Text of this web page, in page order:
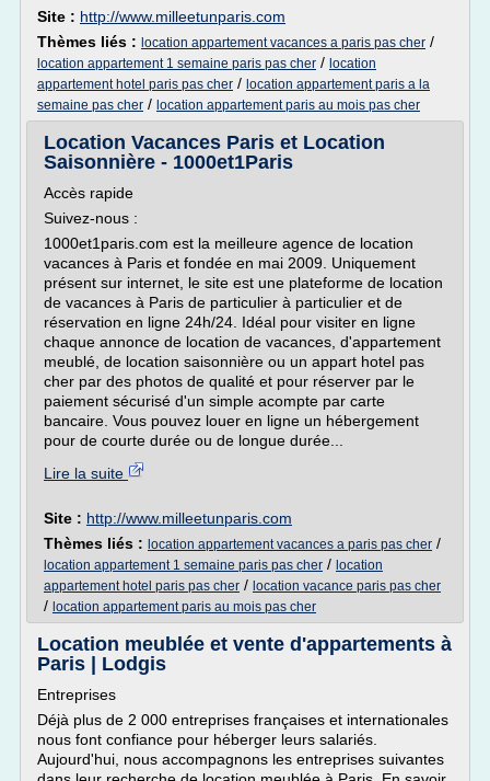
Site : http://www.milleetunparis.com
Thèmes liés : location appartement vacances a paris pas cher /
location appartement 1 semaine paris pas cher / location
appartement hotel paris pas cher / location appartement paris a la
semaine pas cher / location appartement paris au mois pas cher
Location Vacances Paris et Location
Saisonnière - 1000et1Paris
Accès rapide
Suivez-nous :
1000et1paris.com est la meilleure agence de location
vacances à Paris et fondée en mai 2009. Uniquement
présent sur internet, le site est une plateforme de location
de vacances à Paris de particulier à particulier et de
réservation en ligne 24h/24. Idéal pour visiter en ligne
chaque annonce de location de vacances, d'appartement
meublé, de location saisonnière ou un appart hotel pas
cher par des photos de qualité et pour réserver par le
paiement sécurisé d'un simple acompte par carte
bancaire. Vous pouvez louer en ligne un hébergement
pour de courte durée ou de longue durée...
Lire la suite
Site : http://www.milleetunparis.com
Thèmes liés : location appartement vacances a paris pas cher /
location appartement 1 semaine paris pas cher / location
appartement hotel paris pas cher / location vacance paris pas cher
/ location appartement paris au mois pas cher
Location meublée et vente d'appartements à
Paris | Lodgis
Entreprises
Déjà plus de 2 000 entreprises françaises et internationales
nous font confiance pour héberger leurs salariés.
Aujourd'hui, nous accompagnons les entreprises suivantes